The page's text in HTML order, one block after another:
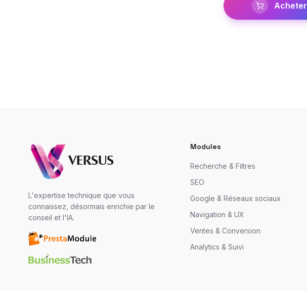
Acheter
VERSUS
L'expertise technique que vous
connaissez, désormais enrichie par le
conseil et l'IA.
Modules
Recherche & Filtres
SEO
Google & Réseaux sociaux
Navigation & UX
Ventes & Conversion
Analytics & Suivi